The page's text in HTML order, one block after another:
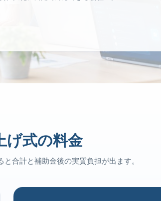
げ式の料金
合計と補助金後の実質負担が出ます。